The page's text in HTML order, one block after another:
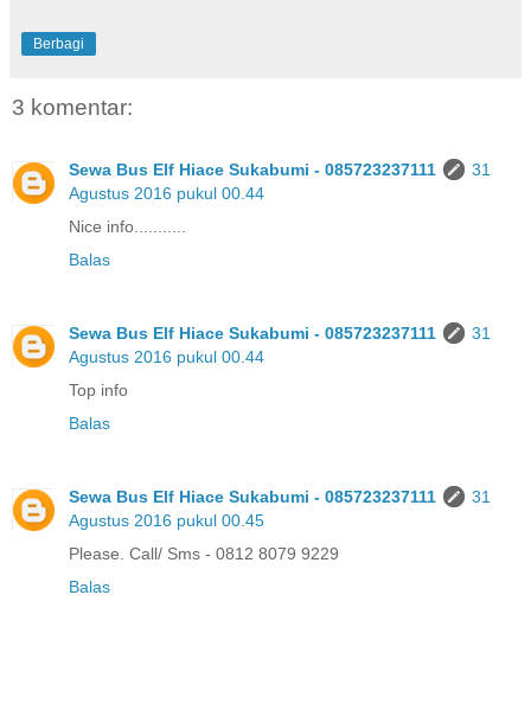
t
n
a
g
i
Berbagi
3 komentar:
Sewa Bus Elf Hiace Sukabumi - 085723237111
31
Agustus 2016 pukul 00.44
Nice info...........
Balas
Sewa Bus Elf Hiace Sukabumi - 085723237111
31
Agustus 2016 pukul 00.44
Top info
Balas
Sewa Bus Elf Hiace Sukabumi - 085723237111
31
Agustus 2016 pukul 00.45
Please. Call/ Sms - 0812 8079 9229
Balas